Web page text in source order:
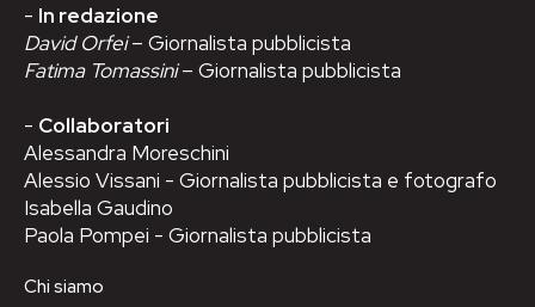
- In redazione
David Orfei– Giornalista pubblicista
Fatima Tomassini– Giornalista pubblicista
- Collaboratori
Alessandra Moreschini
Alessio Vissani - Giornalista pubblicista e fotografo
Isabella Gaudino
Paola Pompei - Giornalista pubblicista
Chi siamo